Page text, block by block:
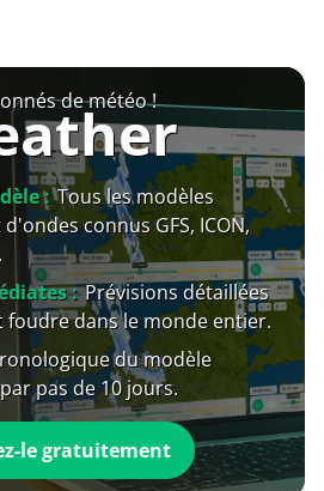
de météo !
: Tous les modèles
connus GFS, ICON,
: Prévisions détaillées
foudre dans le monde entier.
du modèle
pas de 10 jours.
le gratuitement